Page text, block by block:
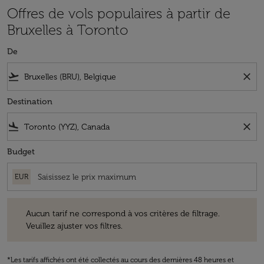
Offres de vols populaires à partir de
Bruxelles à Toronto
De
flight_takeoff close
Destination
flight_land close
Budget
EUR
Aucun tarif ne correspond à vos critères de filtrage.
Veuillez ajuster vos filtres.
*Les tarifs affichés ont été collectés au cours des dernières 48 heures et